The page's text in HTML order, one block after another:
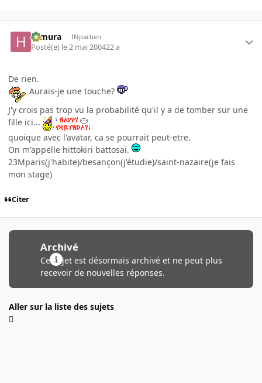
Himura INpactien
Posté(e) le 2 mai 200422 a
De rien.
Aurais-je une touche?
J'y crois pas trop vu la probabilité qu'il y a de tomber sur une
fille ici...
quoique avec l'avatar, ca se pourrait peut-etre.
On m'appelle hittokiri battosaï.
23Mparis(j'habite)/besançon(j'étudie)/saint-nazaire(je fais
mon stage)
Citer
Archivé
Ce sujet est désormais archivé et ne peut plus
recevoir de nouvelles réponses.
Aller sur la liste des sujets